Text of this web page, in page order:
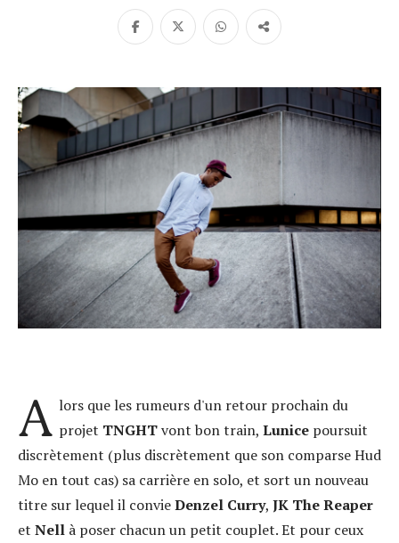
A lors que les rumeurs d'un retour prochain du
projet TNGHTvont bon train, Lunicepoursuit
discrètement (plus discrètement que son comparse Hud
Mo en tout cas) sa carrière en solo, et sort un nouveau
titre sur lequel il convieDenzel Curry, JK The Reaper
et Nell à poser chacun un petit couplet. Et pour ceux